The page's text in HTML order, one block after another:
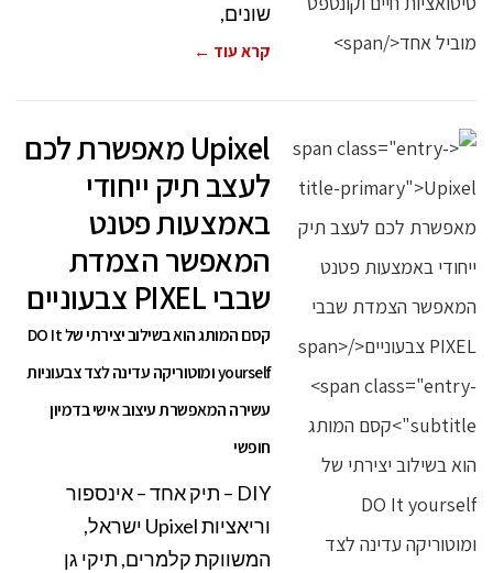
שונים,
קרא עוד ←
Upixel מאפשרת לכם
לעצב תיק ייחודי
באמצעות פטנט
המאפשר הצמדת
שבבי PIXEL צבעוניים
קסם המותג הוא בשילוב יצירתי של DO It
yourself ומוטוריקה עדינה לצד צבעוניות
עשירה המאפשרת עיצוב אישי בדמיון
חופשי
DIY – תיק אחד – אינספור
וריאציות Upixel ישראל,
המשווקת קלמרים, תיקי גן